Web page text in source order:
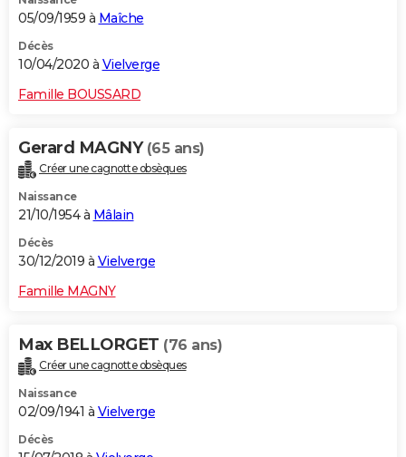
05/09/1959 à Maîche
Décès
10/04/2020 à Vielverge
Famille BOUSSARD
Gerard MAGNY (65 ans)
Créer une cagnotte obsèques
Naissance
21/10/1954 à Mâlain
Décès
30/12/2019 à Vielverge
Famille MAGNY
Max BELLORGET (76 ans)
Créer une cagnotte obsèques
Naissance
02/09/1941 à Vielverge
Décès